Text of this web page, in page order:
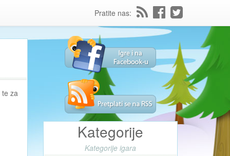
Pratite nas:
te za
Kategorije
Kategorije igara